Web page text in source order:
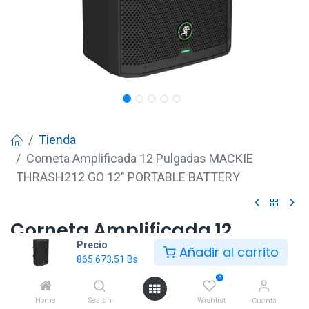
Precio
865.673,51 Bs Añadir al carrito
Home Search
0
Wishlist Cuenta
Tienda
Corneta Amplificada 12 Pulgadas MACKIE
THRASH212 GO 12" PORTABLE BATTERY
Corneta Amplificada 12
Pulgadas MACKIE THRASH212
GO 12" PORTABLE BATTERY